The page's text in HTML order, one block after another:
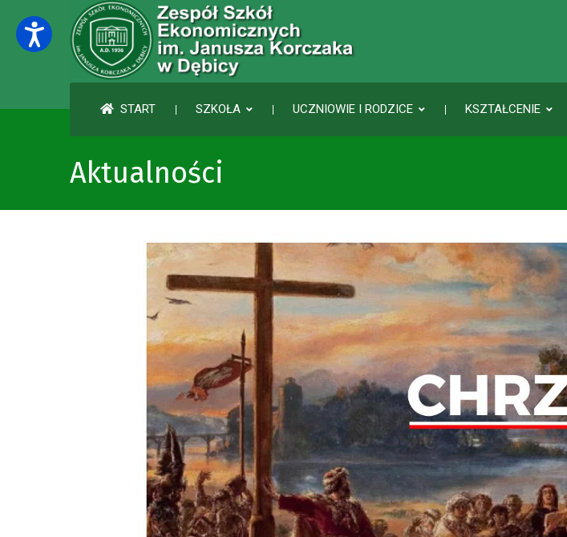
START SZKOŁA UCZNIOWIE I RODZICE KSZTAŁCENIE
Aktualności